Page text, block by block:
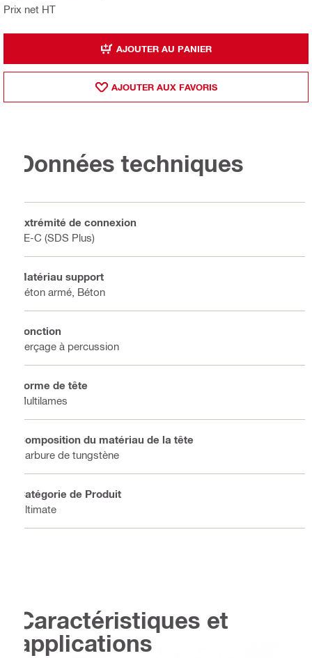
Prix net HT
AJOUTER AU PANIER
AJOUTER AUX FAVORIS
Données techniques
Extrémité de connexion
TE-C (SDS Plus)
Matériau support
Béton armé, Béton
Fonction
Perçage à percussion
Forme de tête
Multilames
Composition du matériau de la tête
Carbure de tungstène
Catégorie de Produit
Ultimate
Caractéristiques et
applications